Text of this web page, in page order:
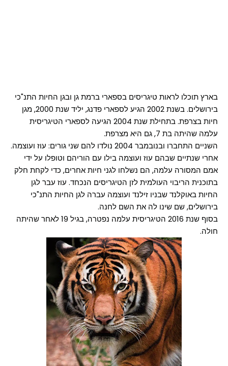
בארץ תוכלו לראות טיגריסים בספארי ברמת גן ובגן החיות התנ"כי
בירושלים. בשנת 2002 הגיע לספארי פדנג, יליד שנת 2000, מגן
חיות בצרפת. בתחילת שנת 2004 הגיעה לספארי הטיגריסית
עלמה שהיתה בת 7, גם היא מצרפת.
השניים התחברו ובנובמבר 2004 נולדו להם שני גורים: עוז ועוצמה.
אחרי שנתיים שבהם עוז ועוצמה בילו עם הוריהם וטופלו על ידי
אמם המסורה עלמה, הם נשלחו לגני חיות אחרים, כדי לקחת חלק
בתוכנית הריבוי העולמית לזן הטיגריסים הנכחד. עוז עבר לגן
החיות באוקלנד שבניו זילנד ועוצמה עברה לגן החיות התנ"כי
בירושלים, שם שינו לה את השם לחנה.
בסוף שנת 2016 הטיגריסית עלמה נפטרה, בגיל 19 לאחר שהיתה
חולה.